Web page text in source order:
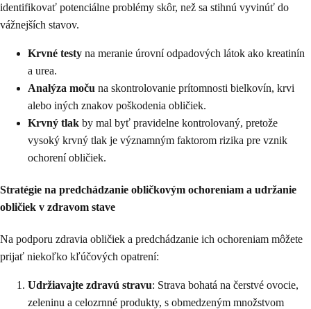
identifikovať potenciálne problémy skôr, než sa stihnú vyvinúť do
vážnejších stavov.
Krvné testy na meranie úrovní odpadových látok ako kreatinín
a urea.
Analýza moču na skontrolovanie prítomnosti bielkovín, krvi
alebo iných znakov poškodenia obličiek.
Krvný tlak by mal byť pravidelne kontrolovaný, pretože
vysoký krvný tlak je významným faktorom rizika pre vznik
ochorení obličiek.
Stratégie na predchádzanie obličkovým ochoreniam a udržanie
obličiek v zdravom stave
Na podporu zdravia obličiek a predchádzanie ich ochoreniam môžete
prijať niekoľko kľúčových opatrení:
Udržiavajte zdravú stravu: Strava bohatá na čerstvé ovocie,
zeleninu a celozrnné produkty, s obmedzeným množstvom